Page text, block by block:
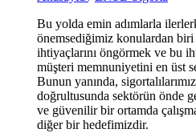
Bu yolda emin adımlarla
önemsediğimiz konulardan
ihtiyaçlarını öngörmek ve bu
müşteri memnuniyetini en üst
Bunun yanında,
doğrultusunda sektörün önde
ve güvenilir bir ortamda
diğer bir hedefimizdir.